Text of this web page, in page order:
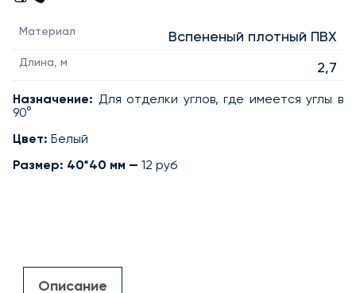
Назначение: Для отделки углов, где имеется углы в
90°
Цвет: Белый
Размер: 40*40 мм — 12 руб
Материал Вспененый плотный ПВХ
Длина, м 2,7
40×40
Белый
2,7м
Описание